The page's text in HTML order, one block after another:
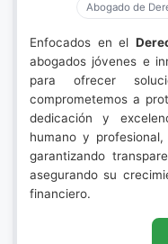
Abogado de
Enfocados en el
abogados jóvenes e
para ofrecer
comprometemos a
dedicación y
humano y
garantizando
asegurando su
financiero.